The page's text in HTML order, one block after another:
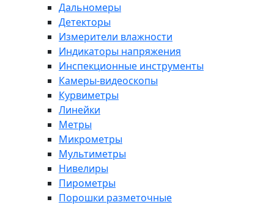
Дальномеры
Детекторы
Измерители влажности
Индикаторы напряжения
Инспекционные инструменты
Камеры-видеоскопы
Курвиметры
Линейки
Метры
Микрометры
Мультиметры
Нивелиры
Пирометры
Порошки разметочные